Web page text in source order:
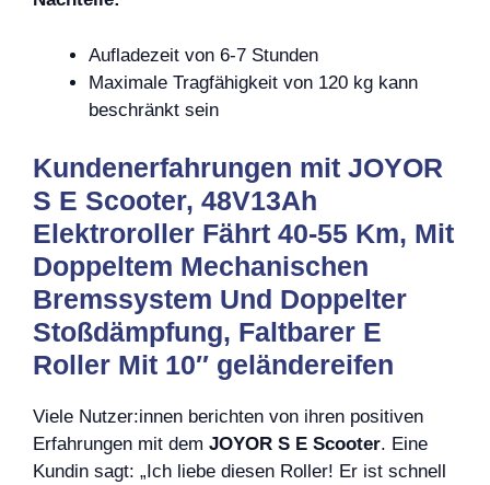
Aufladezeit von 6-7 Stunden
Maximale Tragfähigkeit von 120 kg kann
beschränkt sein
Kundenerfahrungen mit JOYOR
S E Scooter, 48V13Ah
Elektroroller Fährt 40-55 Km, Mit
Doppeltem Mechanischen
Bremssystem Und Doppelter
Stoßdämpfung, Faltbarer E
Roller Mit 10″ geländereifen
Viele Nutzer:innen berichten von ihren positiven
Erfahrungen mit dem JOYOR S E Scooter. Eine
Kundin sagt: „Ich liebe diesen Roller! Er ist schnell